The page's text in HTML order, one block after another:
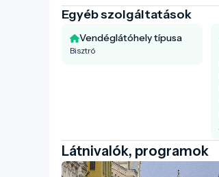
Egyéb szolgáltatások
Vendéglátóhely típusa
Bisztró
Látnivalók, programok